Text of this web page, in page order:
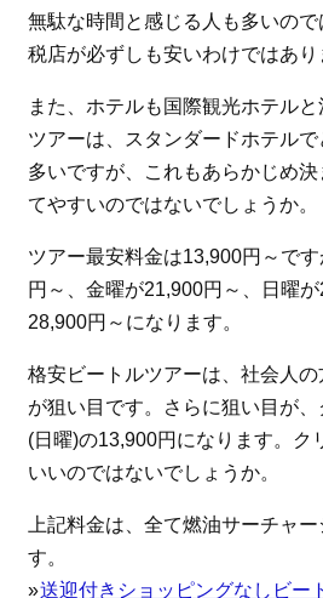
無駄な時間と感じる人も多いの
税店が必ずしも安いわけではあり
また、ホテルも国際観光ホテル
ツアーは、スタンダードホテル
多いですが、これもあらかじめ
てやすいのではないでしょうか。
ツアー最安料金は13,900円～で
円～、金曜が21,900円～、日曜
28,900円～になります。
格安ビートルツアーは、社会人の
が狙い目です。さらに狙い目が
(日曜)の13,900円になります。ク
いいのではないでしょうか。
上記料金は、全て燃油サーチャ
す。
»送迎付きショッピングなしビー